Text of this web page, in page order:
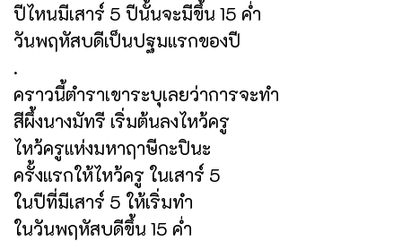
ปีไหนมีเสาร์ 5 ปีนั้นจะมีขึ้น 15 ค่ำ
วันพฤหัสบดีเป็นปฐมแรกของปี
.
คราวนี้ตำราเขาระบุเลยว่าการจะทำ
สีผึ้งนางมัทรี เริ่มต้นลงไหว้ครู
ไหว้ครูแห่งมหาฤาษีกะปินะ
ครั้งแรกให้ไหว้ครู ในเสาร์ 5
ในปีที่มีเสาร์ 5 ให้เริ่มทำ
ในวันพฤหัสบดีขึ้น 15 ค่ำ